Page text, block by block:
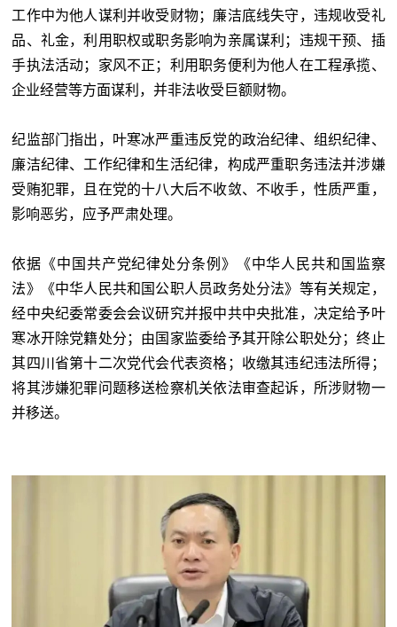
工作中为他人谋利并收受财物；廉洁底线失守，违规收受礼
品、礼金，利用职权或职务影响为亲属谋利；违规干预、插
手执法活动；家风不正；利用职务便利为他人在工程承揽、
企业经营等方面谋利，并非法收受巨额财物。
纪监部门指出，叶寒冰严重违反党的政治纪律、组织纪律、
廉洁纪律、工作纪律和生活纪律，构成严重职务违法并涉嫌
受贿犯罪，且在党的十八大后不收敛、不收手，性质严重，
影响恶劣，应予严肃处理。
依据《中国共产党纪律处分条例》《中华人民共和国监察
法》《中华人民共和国公职人员政务处分法》等有关规定，
经中央纪委常委会会议研究并报中共中央批准，决定给予叶
寒冰开除党籍处分；由国家监委给予其开除公职处分；终止
其四川省第十二次党代会代表资格；收缴其违纪违法所得；
将其涉嫌犯罪问题移送检察机关依法审查起诉，所涉财物一
并移送。